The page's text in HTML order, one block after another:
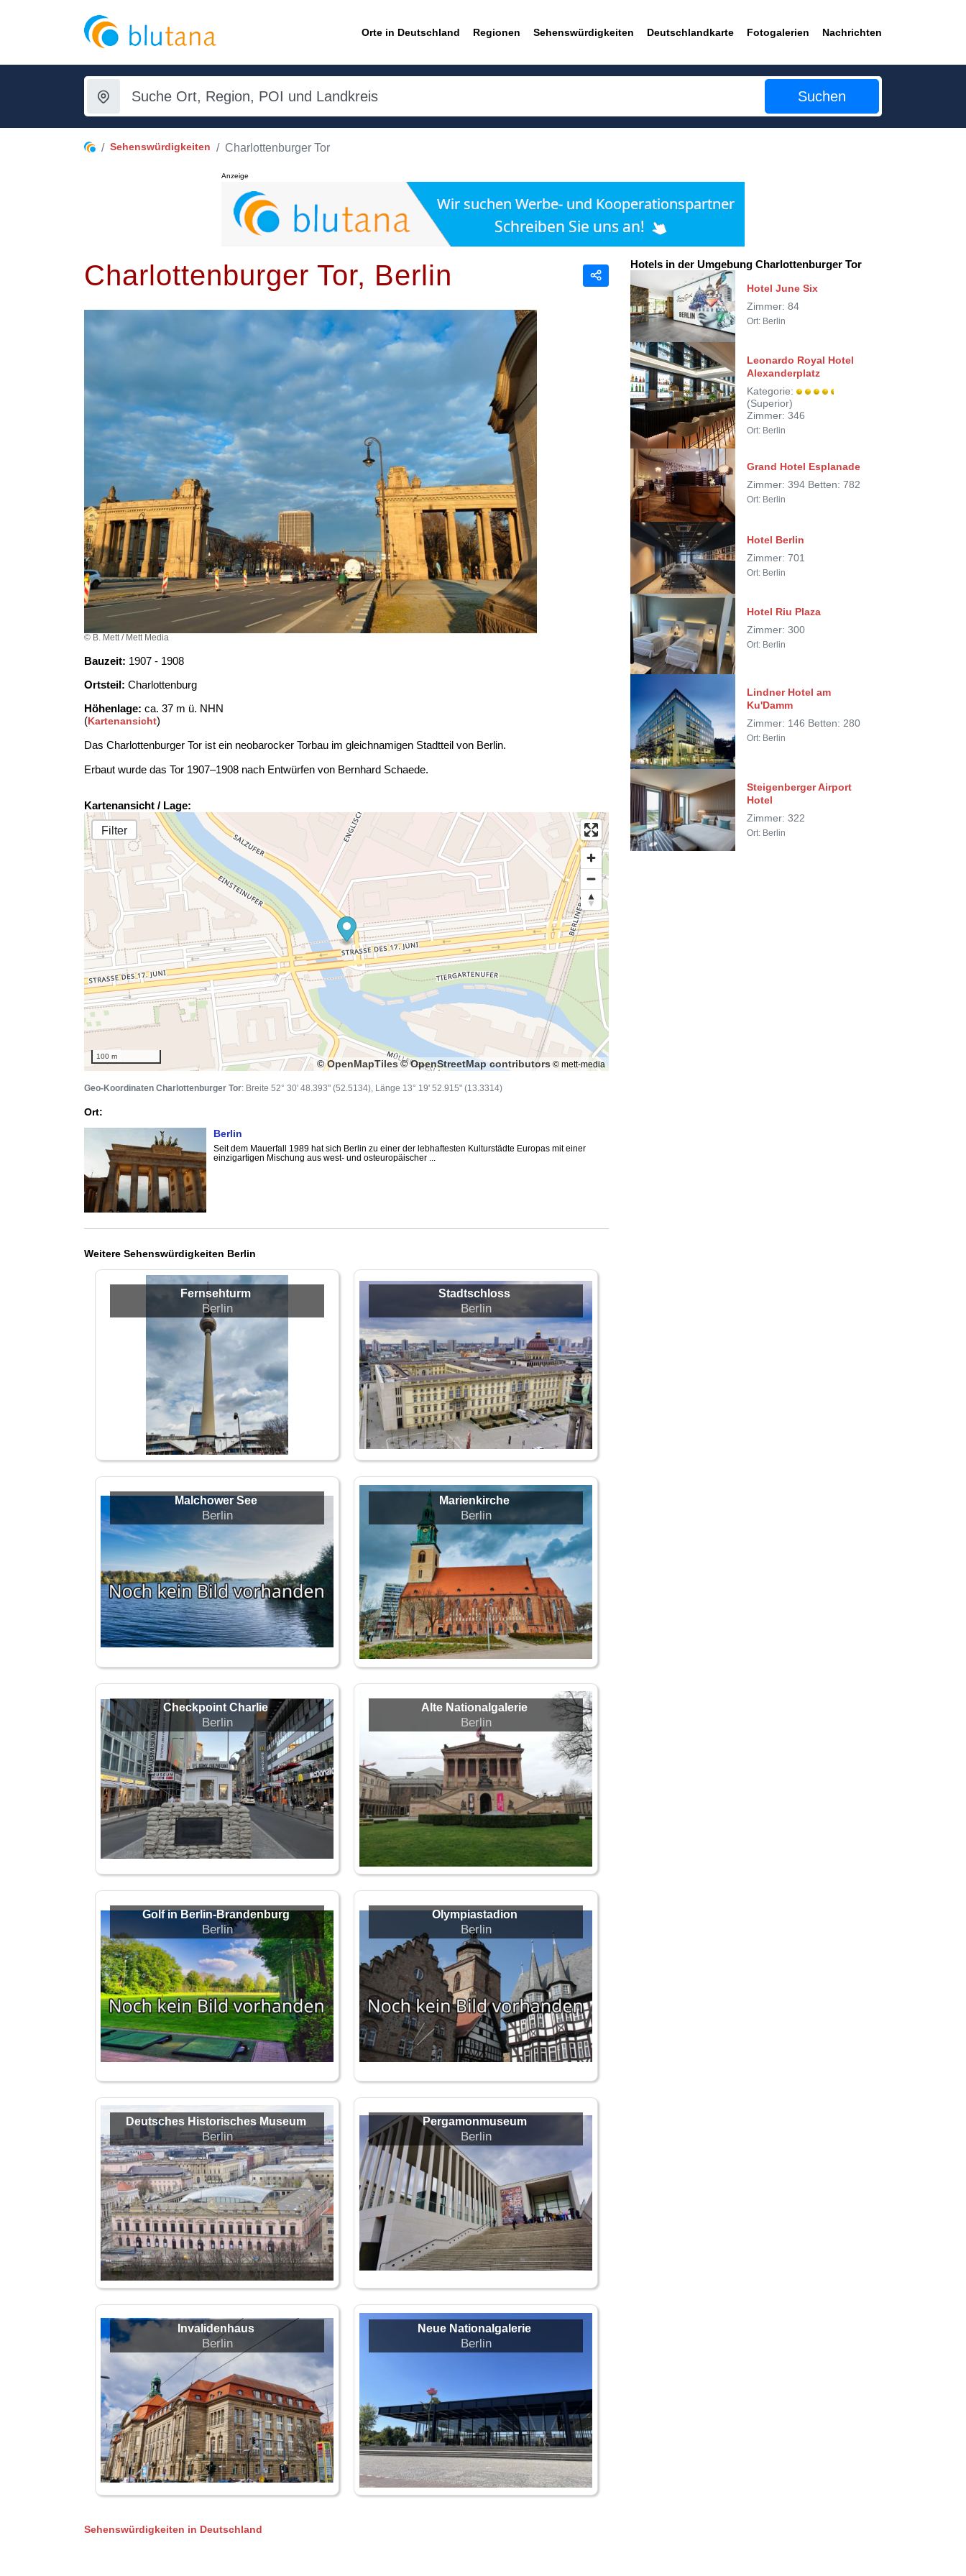
Orte in Deutschland Regionen Sehenswürdigkeiten Deutschlandkarte Fotogalerien Nachrichten
Suchen
Sehenswürdigkeiten Charlottenburger Tor
Anzeige
Charlottenburger Tor, Berlin Teilen
© B. Mett / Mett Media
Bauzeit: 1907 - 1908
Ortsteil: Charlottenburg
Höhenlage: ca. 37 m ü. NHN
(Kartenansicht)
Das Charlottenburger Tor ist ein neobarocker Torbau im gleichnamigen Stadtteil von Berlin.
Erbaut wurde das Tor 1907–1908 nach Entwürfen von Bernhard Schaede.
Kartenansicht / Lage:
Filter
100 m
© OpenMapTiles© OpenStreetMap contributors © mett-media
Geo-Koordinaten Charlottenburger Tor: Breite 52° 30' 48.393" (52.5134), Länge 13° 19' 52.915" (13.3314)
Ort:
Berlin
Seit dem Mauerfall 1989 hat sich Berlin zu einer der lebhaftesten Kulturstädte Europas mit einer
einzigartigen Mischung aus west- und osteuropäischer ...
Weitere Sehenswürdigkeiten Berlin
Fernsehturm
Berlin
Malchower See
Berlin
Checkpoint Charlie
Berlin
Golf in Berlin-Brandenburg
Berlin
Deutsches Historisches Museum
Berlin
Invalidenhaus
Berlin
Stadtschloss
Berlin
Marienkirche
Berlin
Alte Nationalgalerie
Berlin
Olympiastadion
Berlin
Pergamonmuseum
Berlin
Neue Nationalgalerie
Berlin
Sehenswürdigkeiten in Deutschland
Hotels in der Umgebung Charlottenburger Tor
Hotel June Six
Zimmer: 84
Ort: Berlin
Leonardo Royal Hotel
Alexanderplatz
Kategorie:
(Superior)
Zimmer: 346
Ort: Berlin
Grand Hotel Esplanade
Zimmer: 394 Betten: 782
Ort: Berlin
Hotel Berlin
Zimmer: 701
Ort: Berlin
Hotel Riu Plaza
Zimmer: 300
Ort: Berlin
Lindner Hotel am
Ku'Damm
Zimmer: 146 Betten: 280
Ort: Berlin
Steigenberger Airport
Hotel
Zimmer: 322
Ort: Berlin